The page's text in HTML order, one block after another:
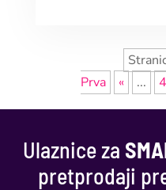
Prva
« ... 4
Ulaznice za
pretprodaji